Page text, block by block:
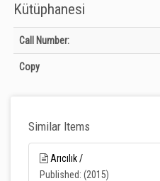
Kütüphanesi
Holdings details from T.C. Tarım ve
Unknown
Call Number:
Copy
Similar Items
Arıcılık /
Published: (2015)